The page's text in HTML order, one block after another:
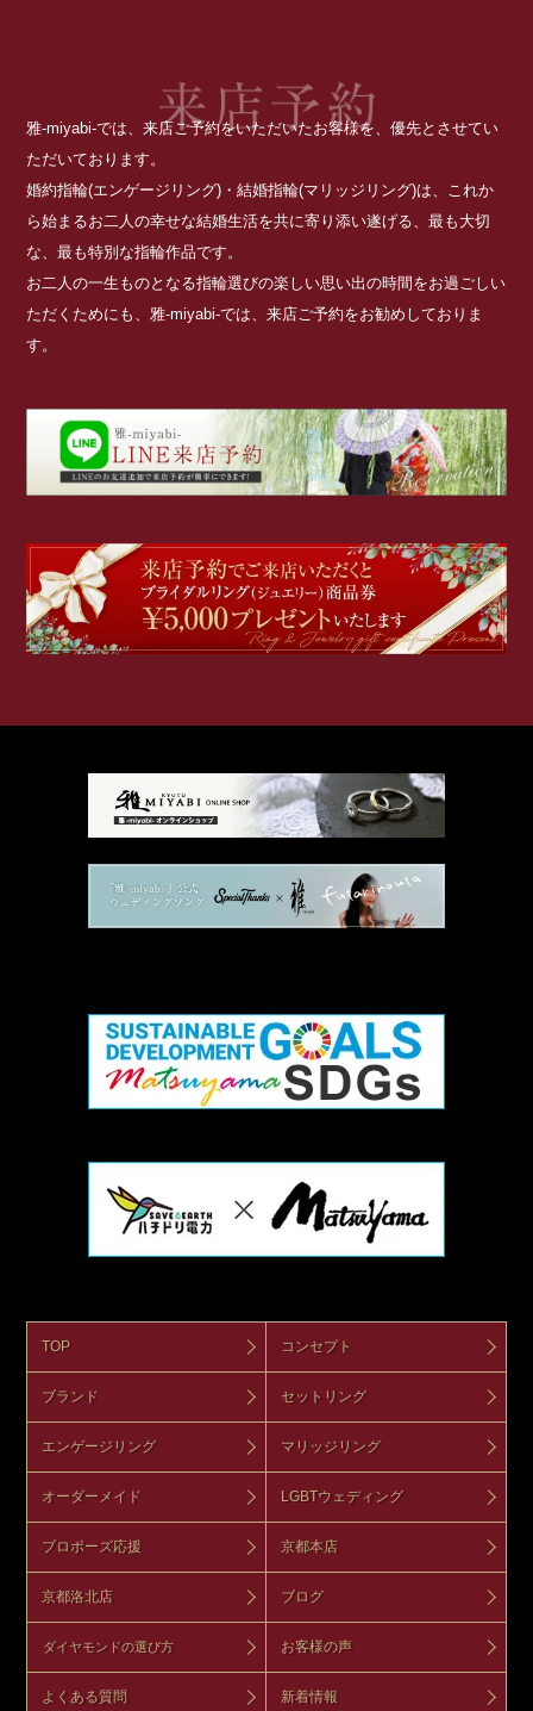
雅-miyabi-では、来店ご予約をいただいたお客様を、優先とさせてい
ただいております。
婚約指輪(エンゲージリング)・結婚指輪(マリッジリング)は、これか
ら始まるお二人の幸せな結婚生活を共に寄り添い遂げる、最も大切
な、最も特別な指輪作品です。
お二人の一生ものとなる指輪選びの楽しい思い出の時間をお過ごしい
ただくためにも、雅-miyabi-では、来店ご予約をお勧めしておりま
す。
TOP コンセプト
ブランド セットリング
エンゲージリング マリッジリング
オーダーメイド LGBTウェディング
プロポーズ応援 京都本店
京都洛北店 ブログ
ダイヤモンドの選び方 お客様の声
よくある質問 新着情報